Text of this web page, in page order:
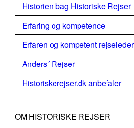
Historien bag Historiske Rejser
Erfaring og kompetence
Erfaren og kompetent rejseleder
Anders´ Rejser
Historiskerejser.dk anbefaler
OM HISTORISKE REJSER